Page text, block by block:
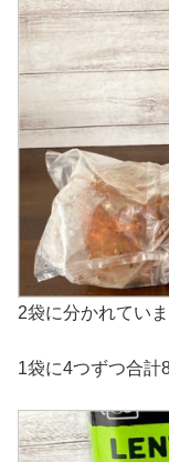
2袋に分かれていま
1袋に4つずつ合計